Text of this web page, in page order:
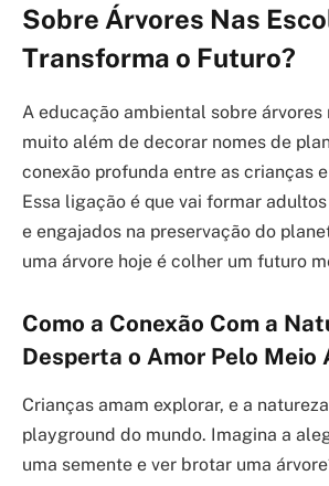
Sobre Árvores Nas
Transforma o Futuro?
A educação ambiental sobre árvores
muito além de decorar nomes de
conexão profunda entre as crianças
Essa ligação é que vai formar
e engajados na preservação do
uma árvore hoje é colher um futuro
Como a Conexão Com a
Desperta o Amor Pelo Meio
Crianças amam explorar, e a
playground do mundo. Imagina a
uma semente e ver brotar uma